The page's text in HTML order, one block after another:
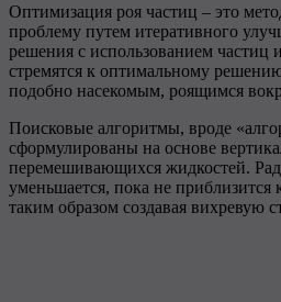
Оптимизация роя частиц – это
проблему путем итеративного
решения с использованием частиц
стремятся к оптимальному
подобно насекомым, роящимся
Поисковые алгоритмы, вроде
сформулированы на основе
перемешивающихся жидкостей.
уменьшается, пока не
таким образом создавая вихревую